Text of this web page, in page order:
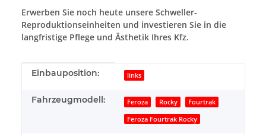
Erwerben Sie noch heute unsere Schweller-
Reproduktionseinheiten und investieren Sie in die
langfristige Pflege und Ästhetik Ihres Kfz.
Produkteigenschaft
Wert
Einbauposition: links
Fahrzeugmodell: Feroza Rocky Fourtrak
Feroza Fourtrak Rocky